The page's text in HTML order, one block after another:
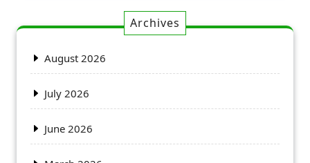
Archives
August 2026
July 2026
June 2026